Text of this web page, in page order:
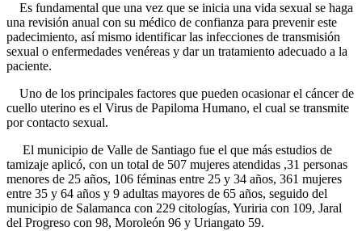
Es fundamental que una vez que se inicia una vida sexual se haga
una revisión anual con su médico de confianza para prevenir este
padecimiento, así mismo identificar las infecciones de transmisión
sexual o enfermedades venéreas y dar un tratamiento adecuado a la
paciente.
Uno de los principales factores que pueden ocasionar el cáncer de
cuello uterino es el Virus de Papiloma Humano, el cual se transmite
por contacto sexual.
El municipio de Valle de Santiago fue el que más estudios de
tamizaje aplicó, con un total de 507 mujeres atendidas ,31 personas
menores de 25 años, 106 féminas entre 25 y 34 años, 361 mujeres
entre 35 y 64 años y 9 adultas mayores de 65 años, seguido del
municipio de Salamanca con 229 citologías, Yuriria con 109, Jaral
del Progreso con 98, Moroleón 96 y Uriangato 59.